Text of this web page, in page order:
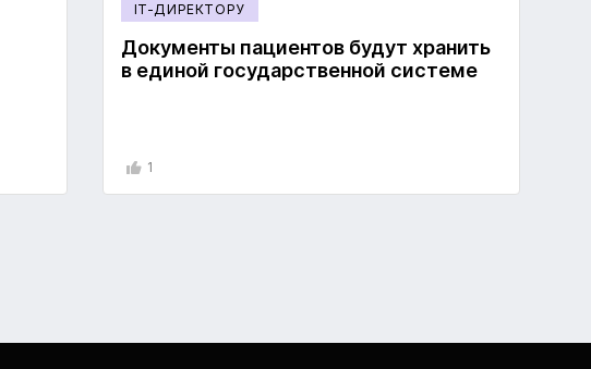
IT-ДИРЕКТОРУ
Документы пациентов будут хранить
в единой государственной системе
1